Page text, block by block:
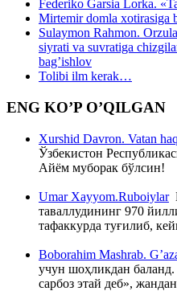
Federiko Garsia Lorka.
Mirtemir domla xotirasiga
Sulaymon Rahmon.
siyrati va suvratiga
bag’ishlov
Tolibi ilm kerak…
ENG KO’P O’QILGAN
Xurshid Davron. Vatan
Ўзбекистон
Айём муборак
Umar Xayyom.Ruboiylar
таваллудининг 970
тафаккурда туғилиб,
Boborahim Mashrab.
учун шоҳликдан
сарбоз этай деб»,